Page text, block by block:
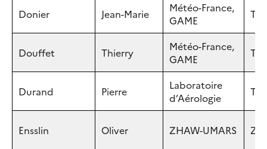
Donier Jean-Marie
Météo-France,
GAME
Douffet Thierry
Météo-France,
GAME
Durand Pierre
Laboratoire
d’Aérologie
Ensslin Oliver ZHAW-UMARS